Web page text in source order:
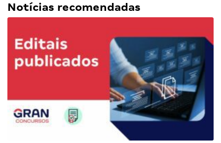
Notícias recomendadas